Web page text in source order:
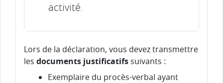
activité.
Lors de la déclaration, vous devez transmettre
les documents justificatifs suivants :
Exemplaire du procès-verbal ayant